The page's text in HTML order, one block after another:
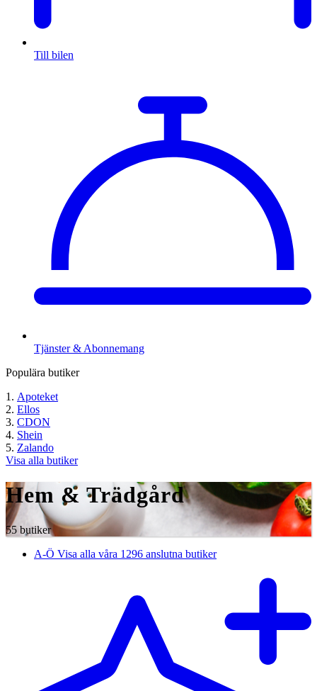
Till bilen
Tjänster & Abonnemang
Populära butiker
Apoteket
Ellos
CDON
Shein
Zalando
Visa alla butiker
Hem & Trädgård
55 butiker
A-Ö Visa alla våra 1296 anslutna butiker